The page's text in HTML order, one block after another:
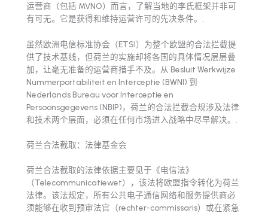
运营商（包括 MVNO）而言，了解当地的李氏框架并非可
有可无。它是获得和维持运营许可的先决条件。.
虽然欧洲电信标准协会（ETSI）为整个欧盟的合法拦截提
供了技术基线，但荷兰的实施却将各国的具体情况层层叠
加，让毫无准备的运营商措手不及。从 Besluit Werkwijze
Nummerportabiliteit en Interceptie (BWNI) 到
Nederlands Bureau voor Interceptie en
Persoonsgegevens (NBIP)，荷兰的合法拦截合规涉及法律
和技术两个层面，必须在任何市场进入战略中尽早解决。.
荷兰合法截取：法律基金会
荷兰合法截取的法律依据主要见于《电信法》
（Telecommunicatiewet），该法将欧盟指令转化为荷兰
法律。该法规定，所有公共电子通信网络和服务提供商必
须能够在收到预审法官（rechter-commissaris）或在紧急